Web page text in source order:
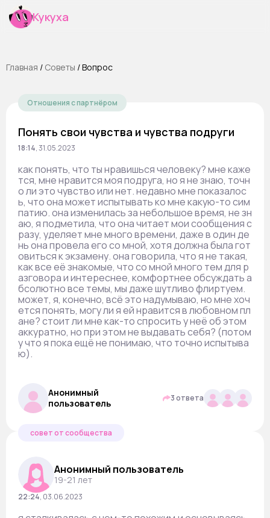
Кукуха
Главная / Cоветы /Вопрос
Отношения с партнёром
Понять свои чувства и чувства подруги
18:14,31.05.2023
как понять, что ты нравишься человеку? мне каже
тся, мне нравится моя подруга, но я не знаю, точн
о ли это чувство или нет. недавно мне показалос
ь, что она может испытывать ко мне какую-то сим
патию. она изменилась за небольшое время, не зн
аю, я подметила, что она читает мои сообщения с
разу, уделяет мне много времени, даже в один де
нь она провела его со мной, хотя должна была гот
овиться к экзамену. она говорила, что я не такая,
как все её знакомые, что со мной много тем для р
азговора и интереснее, комфортнее обсуждать а
бсолютно все темы, мы даже шутливо флиртуем.
может, я, конечно, всё это надумываю, но мне хоч
ется понять, могу ли я ей нравится в любовном пл
ане? стоит ли мне как-то спросить у неё об этом
аккуратно, но при этом не выдавать себя? (потом
у что я пока ещё не понимаю, что точно испытыва
ю).
Анонимный
пользователь
3 ответа
совет от сообщества
Анонимный пользователь
19-21 лет
22:24, 03.06.2023